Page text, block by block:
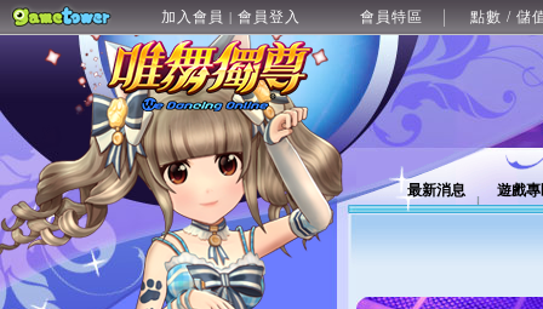
加入會員 | 會員登入 會員特區 點數 / 儲
最新消息 遊戲